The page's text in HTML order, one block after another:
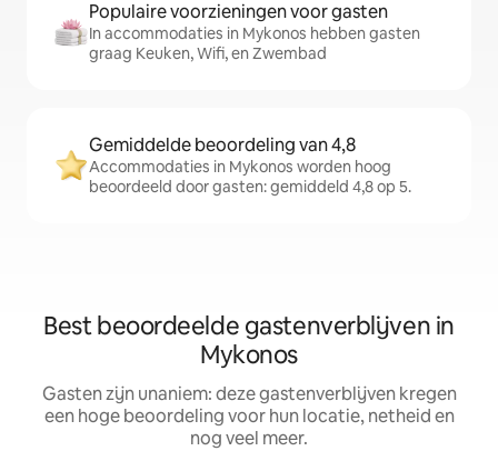
Populaire voorzieningen voor gasten
In accommodaties in Mykonos hebben gasten
graag Keuken, Wifi, en Zwembad
Gemiddelde beoordeling van 4,8
Accommodaties in Mykonos worden hoog
beoordeeld door gasten: gemiddeld 4,8 op 5.
Best beoordeelde gastenverblijven in
Mykonos
Gasten zijn unaniem: deze gastenverblijven kregen
een hoge beoordeling voor hun locatie, netheid en
nog veel meer.